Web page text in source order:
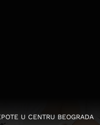
U CENTRU BEOGRADA